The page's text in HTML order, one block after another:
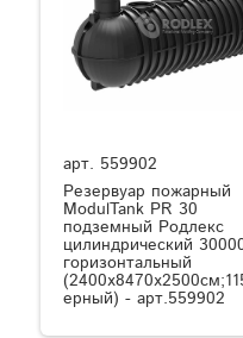
арт. 559902
Резервуар пожарный
ModulTank PR 30
подземный Родлекс
цилиндрический
горизонтальный
ерный) - арт.559902